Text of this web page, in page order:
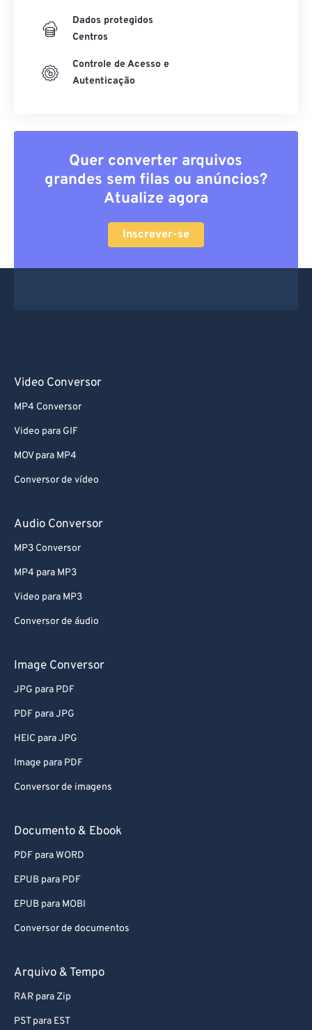
Dados protegidos
Centros
Controle de Acesso e
Autenticação
Quer converter arquivos
grandes sem filas ou anúncios?
Atualize agora
Inscrever-se
Video Conversor
MP4 Conversor
Video para GIF
MOV para MP4
Conversor de vídeo
Audio Conversor
MP3 Conversor
MP4 para MP3
Video para MP3
Conversor de áudio
Image Conversor
JPG para PDF
PDF para JPG
HEIC para JPG
Image para PDF
Conversor de imagens
Documento & Ebook
PDF para WORD
EPUB para PDF
EPUB para MOBI
Conversor de documentos
Arquivo & Tempo
RAR para Zip
PST para EST